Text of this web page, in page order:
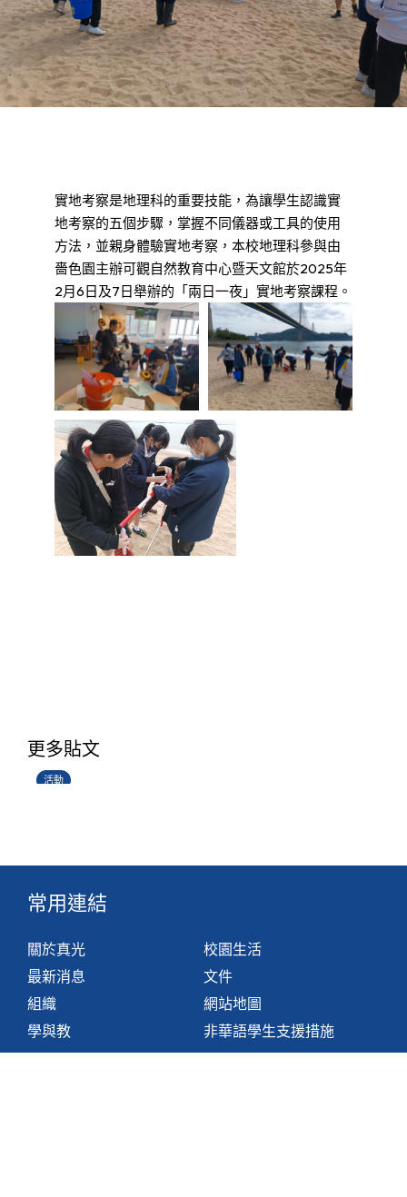
實地考察是地理科的重要技能，為讓學生認識實
地考察的五個步驟，掌握不同儀器或工具的使用
方法，並親身體驗實地考察，本校地理科參與由
嗇色園主辦可觀自然教育中心暨天文館於2025年
2月6日及7日舉辦的「兩日一夜」實地考察課程。
更多貼文
活動
28/06/2026
常用連結
關於真光
最新消息
組織
學與教
校園生活
文件
網站地圖
非華語學生支援措施